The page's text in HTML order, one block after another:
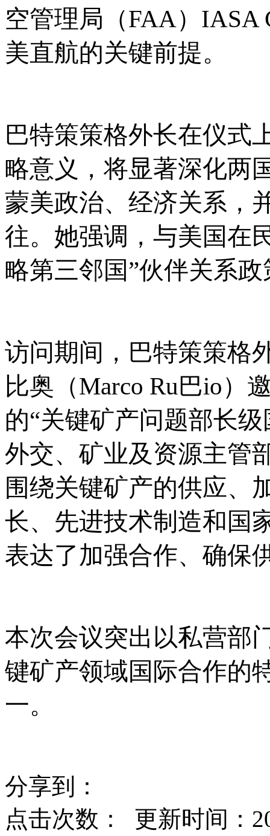
空管理局（FAA）IASA
美直航的关键前提。
巴特策策格外长在仪式
略意义，将显著深化两
蒙美政治、经济关系，
往。她强调，与美国在
略第三邻国”伙伴关系
访问期间，巴特策策格
比奥（Marco Ru巴io）
的“关键矿产问题部长
外交、矿业及资源主管
围绕关键矿产的供应、
长、先进技术制造和国
表达了加强合作、确保
本次会议突出以私营部
键矿产领域国际合作的
一。
分享到：
点击次数：
更新时间：